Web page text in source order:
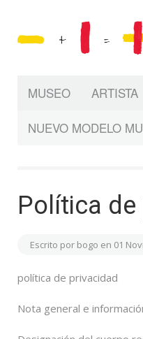
MUSEO ARTISTA
NUEVO MODELO
Política
Escrito por bogo en 01
política de privacidad
Nota general e